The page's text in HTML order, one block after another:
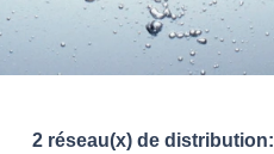
2 réseau(x) de distribution: